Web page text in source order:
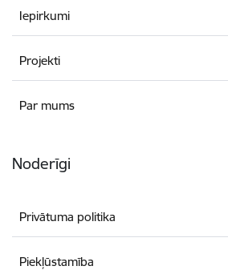
Iepirkumi
Projekti
Par mums
Noderīgi
Privātuma politika
Piekļūstamība